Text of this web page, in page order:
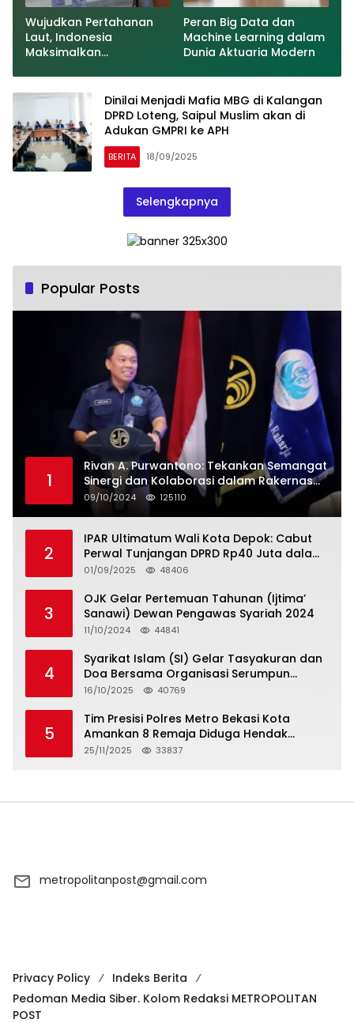
Wujudkan Pertahanan
Laut, Indonesia
Maksimalkan
Peran Big Data dan
Machine Learning dalam
Dunia Aktuaria Modern
Dinilai Menjadi Mafia MBG di Kalangan
DPRD Loteng, Saipul Muslim akan di
Adukan GMPRI ke APH
BERITA 18/09/2025
Selengkapnya
Popular Posts
1
Rivan A. Purwantono: Tekankan Semangat
Sinergi dan Kolaborasi dalam Rakernas
Serikat Pekerja Jasa Raharja
09/10/2024 125110
2
IPAR Ultimatum Wali Kota Depok: Cabut
Perwal Tunjangan DPRD Rp40 Juta dalam
5 Hari atau Hadapi Aksi Rakyat
01/09/2025 48406
3
OJK Gelar Pertemuan Tahunan (Ijtima’
Sanawi) Dewan Pengawas Syariah 2024
11/10/2024 44841
4
Syarikat Islam (SI) Gelar Tasyakuran dan
Doa Bersama Organisasi Serumpun
Syarikat Islam Doa
16/10/2025 40769
5
Tim Presisi Polres Metro Bekasi Kota
Amankan 8 Remaja Diduga Hendak
Tawuran
25/11/2025 33837
metropolitanpost@gmail.com
Privacy Policy
Indeks Berita
Pedoman Media Siber. Kolom Redaksi METROPOLITAN
POST